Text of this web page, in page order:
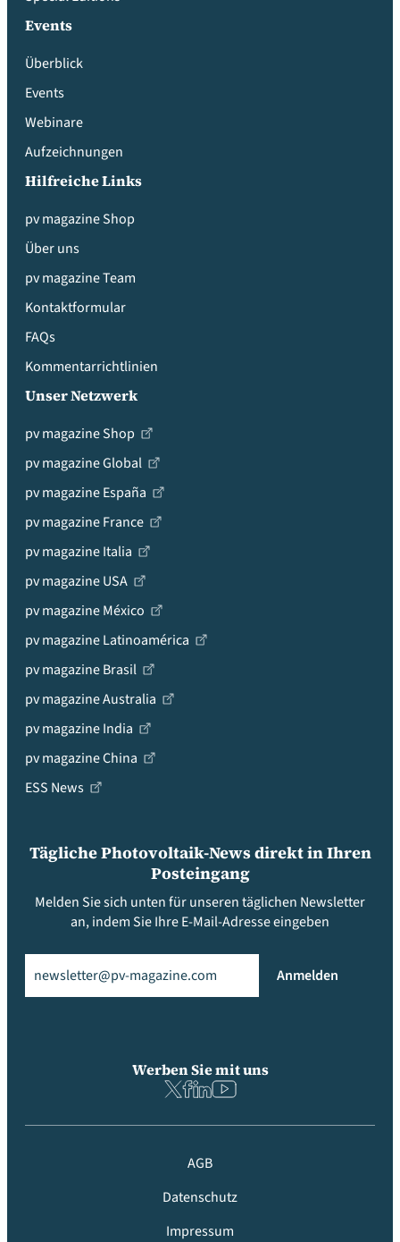
Events
Überblick
Events
Webinare
Aufzeichnungen
Hilfreiche Links
pv magazine Shop
Über uns
pv magazine Team
Kontaktformular
FAQs
Kommentarrichtlinien
Unser Netzwerk
pv magazine Shop
pv magazine Global
pv magazine España
pv magazine France
pv magazine Italia
pv magazine USA
pv magazine México
pv magazine Latinoamérica
pv magazine Brasil
pv magazine Australia
pv magazine India
pv magazine China
ESS News
Tägliche Photovoltaik-News direkt in Ihren
Posteingang
Melden Sie sich unten für unseren täglichen Newsletter
an, indem Sie Ihre E-Mail-Adresse eingeben
Anmelden
Werben Sie mit uns
AGB
Datenschutz
Impressum